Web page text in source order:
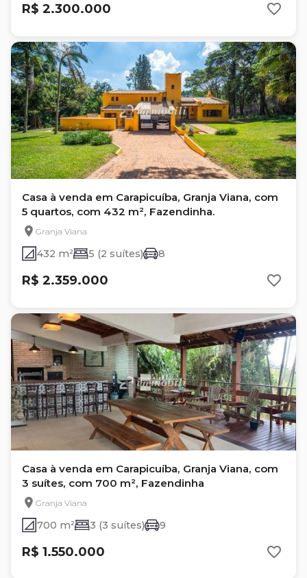
R$ 2.300.000
Casa à venda em Carapicuíba, Granja Viana, com
5 quartos, com 432 m², Fazendinha.
Granja Viana
432 m² 5 (2 suítes) 8
R$ 2.359.000
Casa à venda em Carapicuíba, Granja Viana, com
3 suítes, com 700 m², Fazendinha
Granja Viana
700 m² 3 (3 suítes) 9
R$ 1.550.000